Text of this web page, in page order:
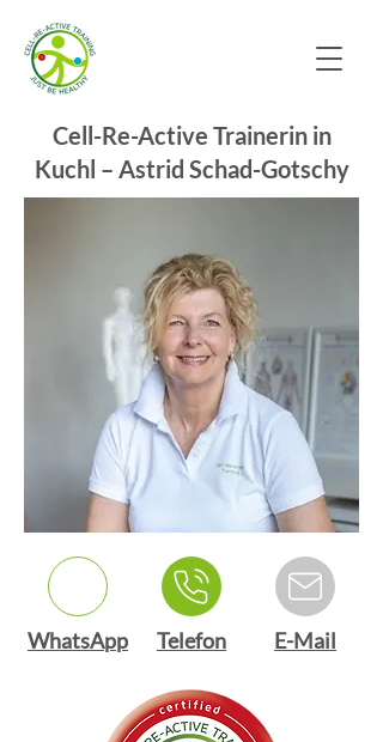
Cell-Re-Active Trainerin in
Kuchl – Astrid Schad-Gotschy
WhatsApp Telefon E-Mail